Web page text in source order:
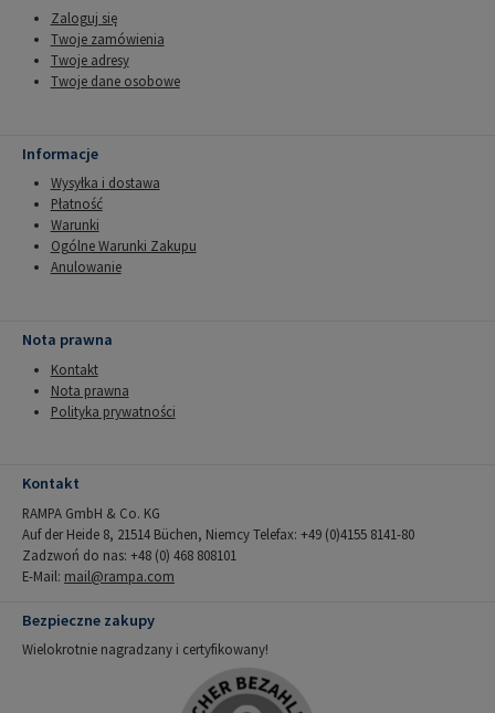
Zaloguj się
Twoje zamówienia
Twoje adresy
Twoje dane osobowe
Informacje
Wysyłka i dostawa
Płatność
Warunki
Ogólne Warunki Zakupu
Anulowanie
Nota prawna
Kontakt
Nota prawna
Polityka prywatności
Kontakt
RAMPA GmbH & Co. KG
Auf der Heide 8, 21514 Büchen, Niemcy Telefax: +49 (0)4155 8141-80
Zadzwoń do nas: +48 (0) 468 808101
E-Mail: mail@rampa.com
Bezpieczne zakupy
Wielokrotnie nagradzany i certyfikowany!